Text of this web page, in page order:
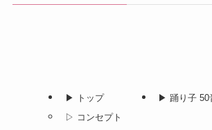
▶︎ トップ
▷ コンセプト
▶︎ 踊り子 50